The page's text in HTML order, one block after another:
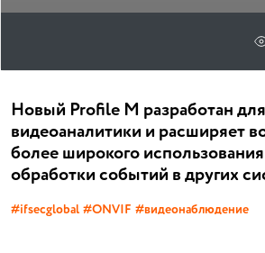
Новый Profile M разработан
видеоаналитики и расширяет
более широкого
обработки событий в других
#ifsecglobal #ONVIF #видеонаблюдение